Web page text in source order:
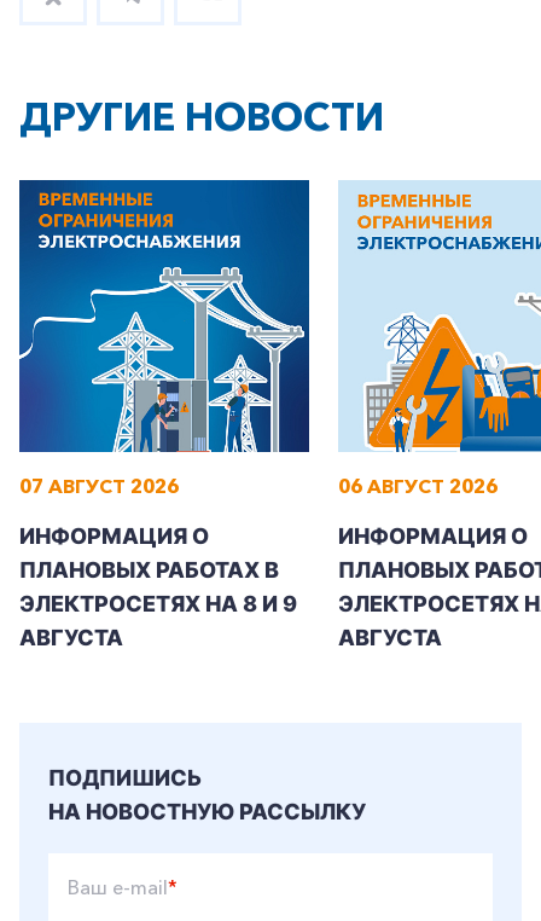
ДРУГИЕ НОВОСТИ
07 АВГУСТ 2026
ИНФОРМАЦИЯ О
ПЛАНОВЫХ РАБОТАХ В
ЭЛЕКТРОСЕТЯХ НА 8 И 9
АВГУСТА
06 АВГУСТ 2026
ИНФОРМАЦИЯ О
ПЛАНОВЫХ
ЭЛЕКТРОСЕТЯХ
АВГУСТА
ПОДПИШИСЬ
НА НОВОСТНУЮ РАССЫЛКУ
Ваш e-mail*